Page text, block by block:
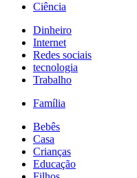
Ciência
Dinheiro
Internet
Redes sociais
tecnologia
Trabalho
Família
Bebês
Casa
Crianças
Educação